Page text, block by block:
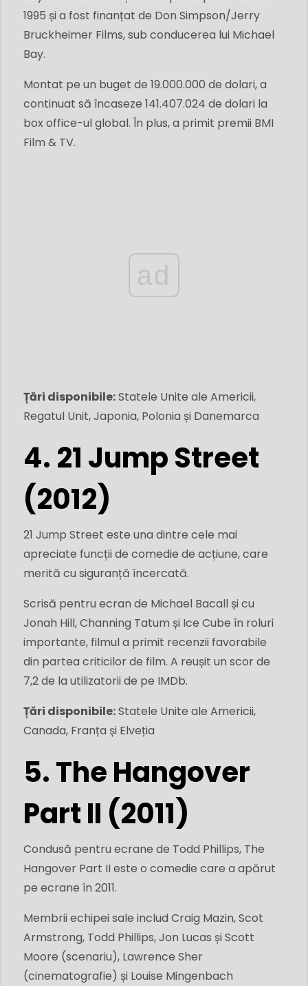
1995 și a fost finanțat de Don Simpson/Jerry
Bruckheimer Films, sub conducerea lui Michael
Bay.
Montat pe un buget de 19.000.000 de dolari, a
continuat să încaseze 141.407.024 de dolari la
box office-ul global. În plus, a primit premii BMI
Film & TV.
ad
Țări disponibile:Statele Unite ale Americii,
Regatul Unit, Japonia, Polonia și Danemarca
4. 21 Jump Street
(2012)
21 Jump Street este una dintre cele mai
apreciate funcții de comedie de acțiune, care
merită cu siguranță încercată.
Scrisă pentru ecran de Michael Bacall și cu
Jonah Hill, Channing Tatum și Ice Cube în roluri
importante, filmul a primit recenzii favorabile
din partea criticilor de film. A reușit un scor de
7,2 de la utilizatorii de pe IMDb.
Țări disponibile:Statele Unite ale Americii,
Canada, Franța și Elveția
5. The Hangover
Part II (2011)
Condusă pentru ecrane de Todd Phillips, The
Hangover Part II este o comedie care a apărut
pe ecrane în 2011.
Membrii echipei sale includ Craig Mazin, Scot
Armstrong, Todd Phillips, Jon Lucas și Scott
Moore (scenariu), Lawrence Sher
(cinematografie) și Louise Mingenbach